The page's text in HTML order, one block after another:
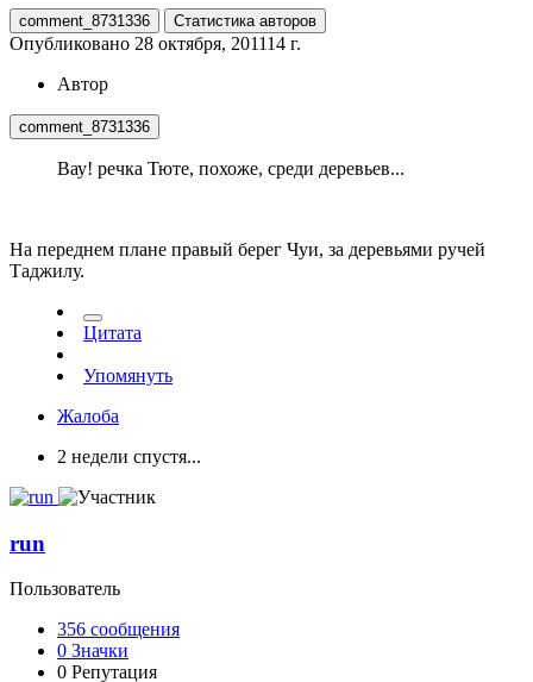
comment_8731336 Статистика авторов
Опубликовано 28 октября, 201114 г.
Автор
comment_8731336
Вау! речка Тюте, похоже, среди деревьев...
На переднем плане правый берег Чуи, за деревьями ручей
Таджилу.
Цитата
Упомянуть
Жалоба
2 недели спустя...
run
Пользователь
356 сообщения
0 Значки
0 Репутация